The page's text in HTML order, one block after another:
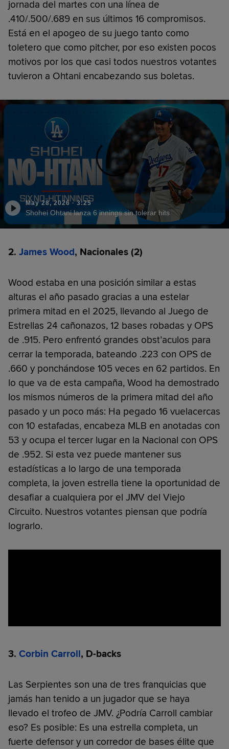
jornada del martes con una línea de
.410/.500/.689 en sus últimos 16 compromisos.
Está en el apogeo de su juego tanto como
toletero que como pitcher, por eso existen pocos
motivos por los que casi todos nuestros votantes
tuvieron a Ohtani encabezando sus boletas.
May 28, 2026·3:25
Shohei Ohtani lanza 6 innings sin tolerar hits
2. James Wood, Nacionales (2)
Wood estaba en una posición similar a estas
alturas el año pasado gracias a una estelar
primera mitad en el 2025, llevando al Juego de
Estrellas 24 cañonazos, 12 bases robadas y OPS
de .915. Pero enfrentó grandes obst’aculos para
cerrar la temporada, bateando .223 con OPS de
.660 y ponchándose 105 veces en 62 partidos. En
lo que va de esta campaña, Wood ha demostrado
los mismos números de la primera mitad del año
pasado y un poco más: Ha pegado 16 vuelacercas
con 10 estafadas, encabeza MLB en anotadas con
53 y ocupa el tercer lugar en la Nacional con OPS
de .952. Si esta vez puede mantener sus
estadísticas a lo largo de una temporada
completa, la joven estrella tiene la oportunidad de
desafiar a cualquiera por el JMV del Viejo
Circuito. Nuestros votantes piensan que podría
lograrlo.
3. Corbin Carroll, D-backs
Las Serpientes son una de tres franquicias que
jamás han tenido a un jugador que se haya
llevado el trofeo de JMV. ¿Podría Carroll cambiar
eso? Es posible: Es una estrella completa, un
fuerte defensor y un corredor de bases élite que